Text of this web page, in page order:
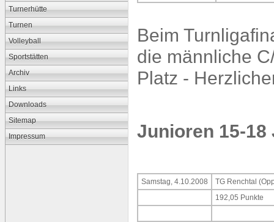
Turnerhütte
Turnen
Volleyball
Sportstätten
Archiv
Links
Downloads
Sitemap
Impressum
Beim
die männliche
Platz -
Junioren 15-18
Samstag, 4.10.2008
TG Renchtal
192,05 Punkte